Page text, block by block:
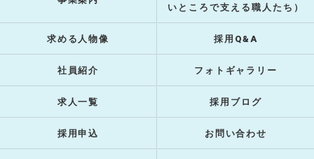
いところで支える職人たち）
求める人物像 採用Q&A
社員紹介 フォトギャラリー
求人一覧 採用ブログ
採用申込 お問い合わせ